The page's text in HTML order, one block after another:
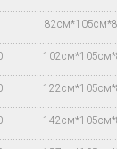
80
100
120
140